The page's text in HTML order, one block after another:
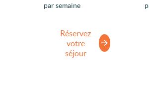
par semaine
Réservez
votre
séjour